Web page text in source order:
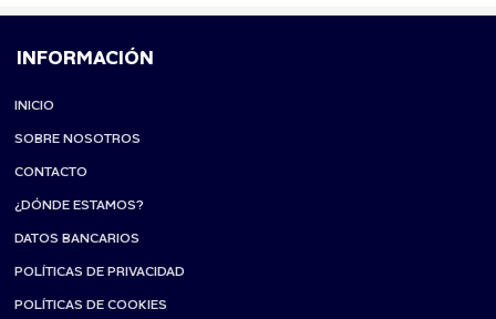
INFORMACIÓN
INICIO
SOBRE NOSOTROS
CONTACTO
¿DÓNDE ESTAMOS?
DATOS BANCARIOS
POLÍTICAS DE PRIVACIDAD
POLÍTICAS DE COOKIES